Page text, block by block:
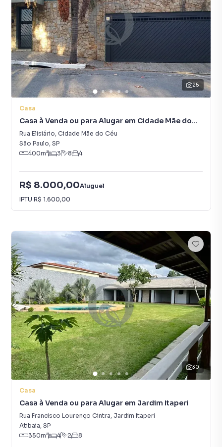
25
Casa
Casa à Venda ou para Alugar em Cidade Mãe do
Céu
Rua Elisiário, Cidade Mãe do Céu
São Paulo, SP
400m² 3 8 4
R$ 8.000,00Aluguel
IPTU R$ 1.600,00
30
Casa
Casa à Venda ou para Alugar em Jardim Itaperi
Rua Francisco Lourenço Cintra, Jardim Itaperi
Atibaia, SP
350m² 4 2 8